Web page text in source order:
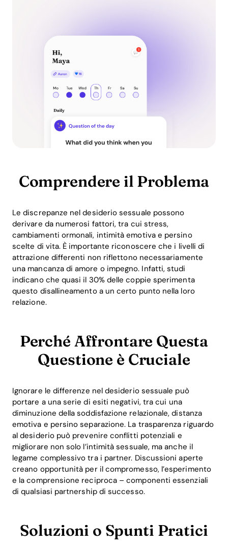
Comprendere il Problema
Le discrepanze nel desiderio sessuale possono
derivare da numerosi fattori, tra cui stress,
cambiamenti ormonali, intimità emotiva e persino
scelte di vita. È importante riconoscere che i livelli di
attrazione differenti non riflettono necessariamente
una mancanza di amore o impegno. Infatti, studi
indicano che quasi il 30% delle coppie sperimenta
questo disallineamento a un certo punto nella loro
relazione.
Perché Affrontare Questa
Questione è Cruciale
Ignorare le differenze nel desiderio sessuale può
portare a una serie di esiti negativi, tra cui una
diminuzione della soddisfazione relazionale, distanza
emotiva e persino separazione. La trasparenza riguardo
al desiderio può prevenire conflitti potenziali e
migliorare non solo l’intimità sessuale, ma anche il
legame complessivo tra i partner. Discussioni aperte
creano opportunità per il compromesso, l’esperimento
e la comprensione reciproca – componenti essenziali
di qualsiasi partnership di successo.
Soluzioni o Spunti Pratici